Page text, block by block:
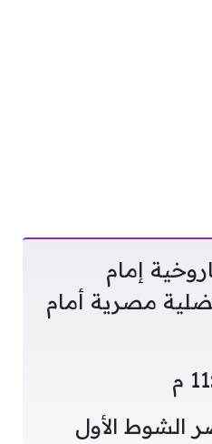
إمام
مصرية أمام
الشوط الأول